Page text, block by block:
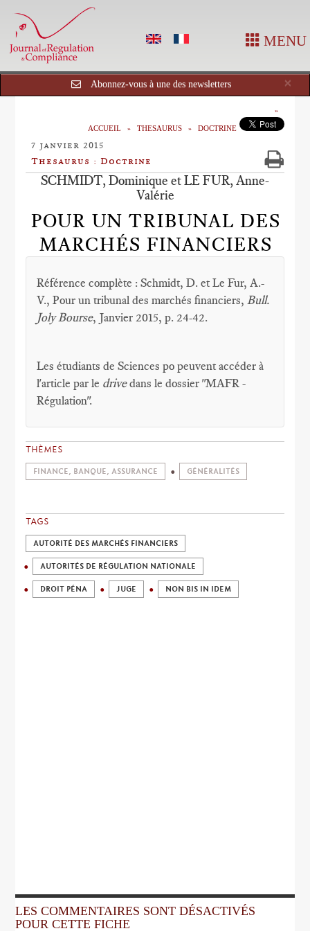
MENU
×
Abonnez-vous à une des newsletters
ACCUEIL THESAURUS DOCTRINE
7 janvier 2015
Thesaurus : Doctrine
SCHMIDT, Dominique et LE FUR, Anne-
Valérie
POUR UN TRIBUNAL DES
MARCHÉS FINANCIERS
Référence complète : Schmidt, D. et Le Fur, A.-
V., Pour un tribunal des marchés financiers,Bull.
Joly Bourse, Janvier 2015, p. 24-42.
Les étudiants de Sciences po peuvent accéder à
l'article par le drivedans le dossier "MAFR -
Régulation".
THÈMES
FINANCE, BANQUE, ASSURANCE GÉNÉRALITÉS
TAGS
AUTORITÉ DES MARCHÉS FINANCIERS
AUTORITÉS DE RÉGULATION NATIONALE
DROIT PÉNA JUGE NON BIS IN IDEM
LES COMMENTAIRES SONT DÉSACTIVÉS
POUR CETTE FICHE